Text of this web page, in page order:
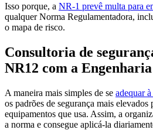
Isso porque, a NR-1 prevê multa para
qualquer Norma Regulamentadora,
o mapa de risco.
Consultoria de
NR12 com a
A maneira mais simples de se adequar
os padrões de segurança mais elevados
equipamentos que usa. Assim, a
a norma e consegue aplicá-la